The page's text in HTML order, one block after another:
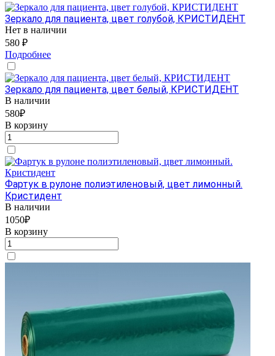
Зеркало для пациента, цвет голубой, КРИСТИДЕНТ
Нет в наличии
580 ₽
Подробнее
Зеркало для пациента, цвет белый, КРИСТИДЕНТ
В наличии
580₽
В корзину
Фартук в рулоне полиэтиленовый, цвет лимонный.
Кристидент
В наличии
1050₽
В корзину